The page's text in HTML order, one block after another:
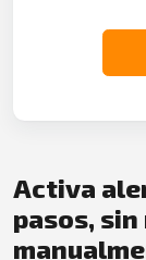
Activa
pasos,